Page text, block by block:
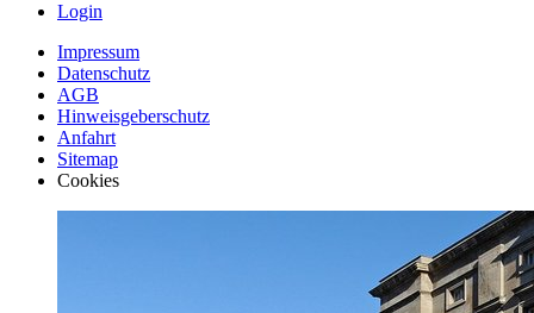
Login
Impressum
Datenschutz
AGB
Hinweisgeberschutz
Anfahrt
Sitemap
Cookies